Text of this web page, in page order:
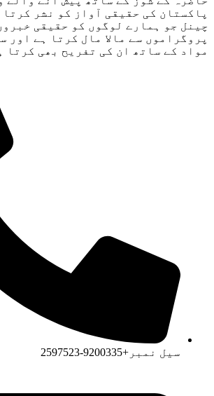
پاکستان کی حقیقی آواز کو نشر کرتا
چینل جو ہمارے لوگوں کو حقیقی
پروگراموں سے مالا مال کرتا ہے اور
مواد کے ساتھ ان کی تفریح ​​بھی کرتا
سیل نمبر+9200335-2597523